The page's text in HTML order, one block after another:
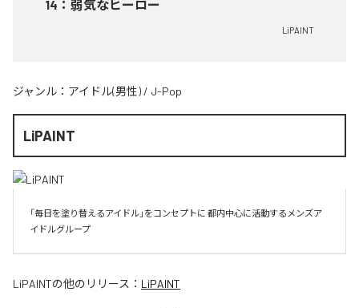
14 ： 弱気なヒーロー
LiPAINT
ジャンル： アイドル(男性) / J-Pop
LiPAINT
「毎日を塗り替えるアイドル」をコンセプトに 都内中心に活動するメンズア
イドルグループ
LiPAINTの他のリリース： LiPAINT